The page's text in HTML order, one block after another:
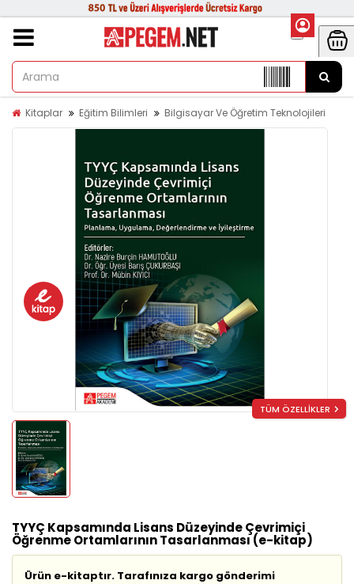
Kitaplar Eğitim Bilimleri Bilgisayar Ve Öğretim Teknolojileri
TÜM ÖZELLİKLER
TYYÇ Kapsamında Lisans Düzeyinde Çevrimiçi
Öğrenme Ortamlarının Tasarlanması (e-kitap)
Ürün e-kitaptır. Tarafınıza kargo gönderimi